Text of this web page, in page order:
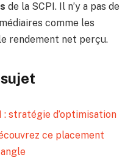
de la SCPI. Il n’y a pas de
comme les
rendement net perçu.
stratégie d’optimisation
ce placement